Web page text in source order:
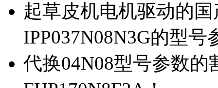
起草皮机电机驱动的
IPP037N08N3G的型号
代换04N08型号参数